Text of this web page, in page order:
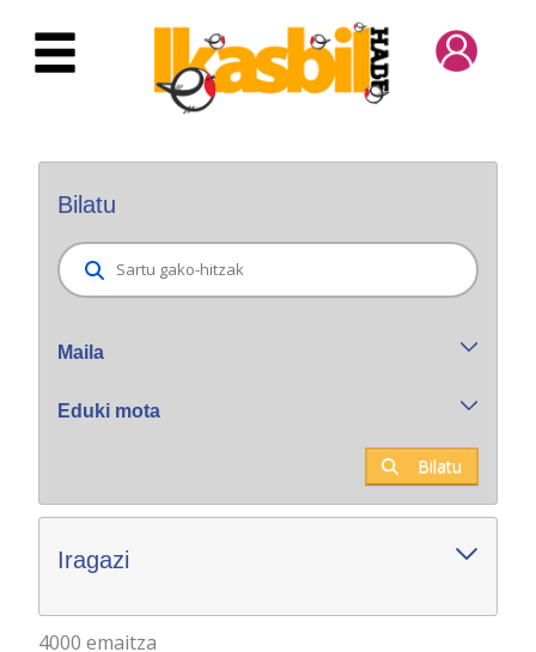
Eduki nagusira joan
Bilatu
Maila
Eduki mota
Bilatu
Iragazi
4000 emaitza